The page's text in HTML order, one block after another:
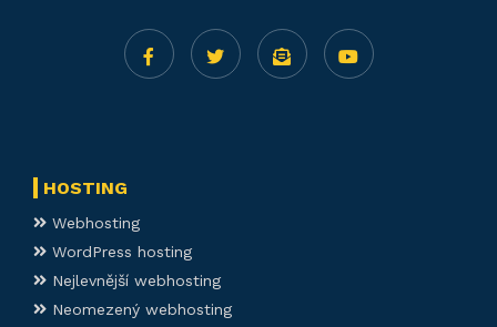
HOSTING
Webhosting
WordPress hosting
Nejlevnější webhosting
Neomezený webhosting